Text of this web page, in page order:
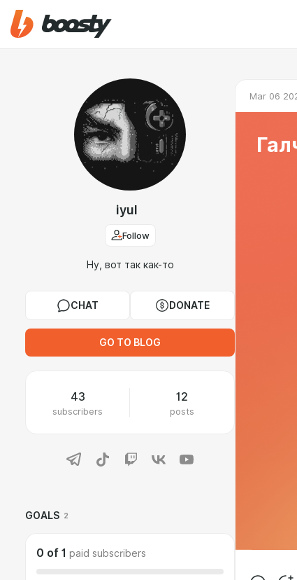
iyul
Follow
Ну, вот так как-то
CHAT DONATE
GO TO BLOG
43
subscribers
12
posts
GOALS 2
0 of 1 paid subscribers
Mar 06